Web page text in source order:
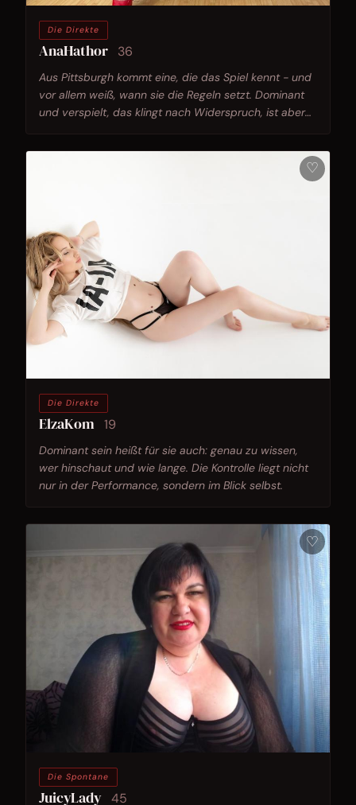
Die Direkte
AnaHathor 36
Aus Pittsburgh kommt eine, die das Spiel kennt - und
vor allem weiß, wann sie die Regeln setzt. Dominant
und verspielt, das klingt nach Widerspruch, ist aber
♡
Die Direkte
ElzaKom 19
Dominant sein heißt für sie auch: genau zu wissen,
wer hinschaut und wie lange. Die Kontrolle liegt nicht
nur in der Performance, sondern im Blick selbst.
♡
Die Spontane
JuicyLady 45